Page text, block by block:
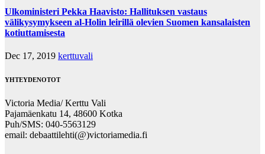
Ulkoministeri Pekka Haavisto: Hallituksen vastaus
välikysymykseen al-Holin leirillä olevien Suomen kansalaisten
kotiuttamisesta
Dec 17, 2019 kerttuvali
YHTEYDENOTOT
Victoria Media/ Kerttu Vali
Pajamäenkatu 14, 48600 Kotka
Puh/SMS: 040-5563129
email: debaattilehti(@)victoriamedia.fi